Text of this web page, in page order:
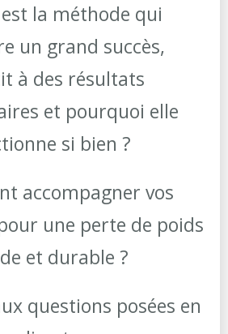
la méthode qui
un grand succès,
à des résultats
et pourquoi elle
si bien ?
accompagner vos
une perte de poids
et durable ?
questions posées en